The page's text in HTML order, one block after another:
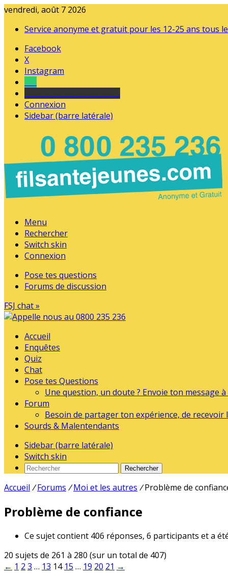
vendredi, août 7 2026
Service anonyme et gratuit pour les 12-25 ans tous
Facebook
X
Instagram
Connexion
Sidebar (barre latérale)
Menu
Rechercher
Switch skin
Connexion
Pose tes questions
Forums de discussion
FSJ chat »
Accueil
Enquêtes
Quiz
Chat
Pose tes Questions
Une question, un doute ? Envoie ton message à
Forum
Besoin de partager ton expérience, de recevoir
Sourds & Malentendants
Sidebar (barre latérale)
Switch skin
Rechercher
Accueil / Forums / Moi et les autres / Problème de
Problème de confiance
Ce sujet contient 406 réponses, 6 participants et a
20 sujets de 261 à 280 (sur un total de 407)
← 1 2 3 … 13 14 15 … 19 20 21 →